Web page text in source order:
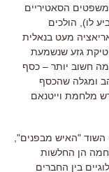
הסאטיריים
לו), הולכים
מעט בנאלית
גזע שנשמעת
חשוב יותר – כסף
ומגלה שהכסף
מלחמת וייטנאם
השוד "האיש מבפנים",
הן החלשות
בין החברים